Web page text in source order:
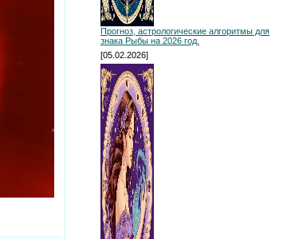
Прогноз, астрологические алгоритмы для
знака Рыбы на 2026 год.
[05.02.2026]